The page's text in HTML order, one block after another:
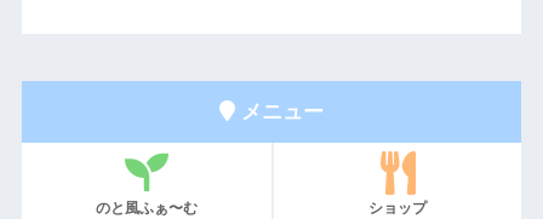
メニュー
のと風ふぁ〜む ショップ